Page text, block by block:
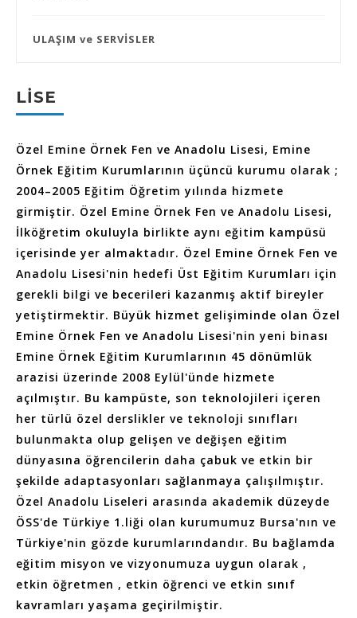
ULAŞIM ve SERVİSLER
LİSE
Özel Emine Örnek Fen ve Anadolu Lisesi, Emine
Örnek Eğitim Kurumlarının üçüncü kurumu olarak ;
2004–2005 Eğitim Öğretim yılında hizmete
girmiştir. Özel Emine Örnek Fen ve Anadolu Lisesi,
İlköğretim okuluyla birlikte aynı eğitim kampüsü
içerisinde yer almaktadır. Özel Emine Örnek Fen ve
Anadolu Lisesi'nin hedefi Üst Eğitim Kurumları için
gerekli bilgi ve becerileri kazanmış aktif bireyler
yetiştirmektir. Büyük hizmet gelişiminde olan Özel
Emine Örnek Fen ve Anadolu Lisesi'nin yeni binası
Emine Örnek Eğitim Kurumlarının 45 dönümlük
arazisi üzerinde 2008 Eylül'ünde hizmete
açılmıştır. Bu kampüste, son teknolojileri içeren
her türlü özel derslikler ve teknoloji sınıfları
bulunmakta olup gelişen ve değişen eğitim
dünyasına öğrencilerin daha çabuk ve etkin bir
şekilde adaptasyonları sağlanmaya çalışılmıştır.
Özel Anadolu Liseleri arasında akademik düzeyde
ÖSS'de Türkiye 1.liği olan kurumumuz Bursa'nın ve
Türkiye'nin gözde kurumlarındandır. Bu bağlamda
eğitim misyon ve vizyonumuza uygun olarak ,
etkin öğretmen , etkin öğrenci ve etkin sınıf
kavramları yaşama geçirilmiştir.